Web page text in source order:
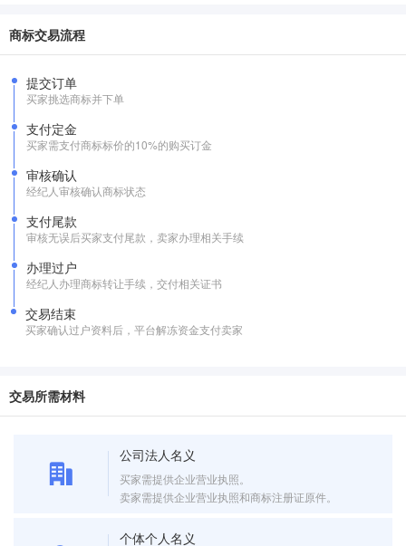
商标交易流程
提交订单
买家挑选商标并下单
支付定金
买家需支付商标标价的10%的购买订金
审核确认
经纪人审核确认商标状态
支付尾款
审核无误后买家支付尾款，卖家办理相关手续
办理过户
经纪人办理商标转让手续，交付相关证书
交易结束
买家确认过户资料后，平台解冻资金支付卖家
交易所需材料
公司法人名义
买家需提供企业营业执照。
卖家需提供企业营业执照和商标注册证原件。
个体个人名义